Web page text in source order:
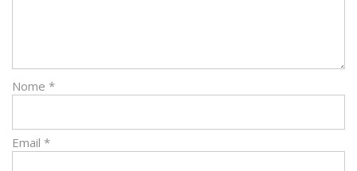
Nome *
Email *